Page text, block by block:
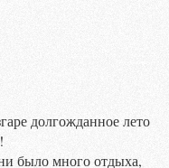
долгожданное лето
было много отдыха,